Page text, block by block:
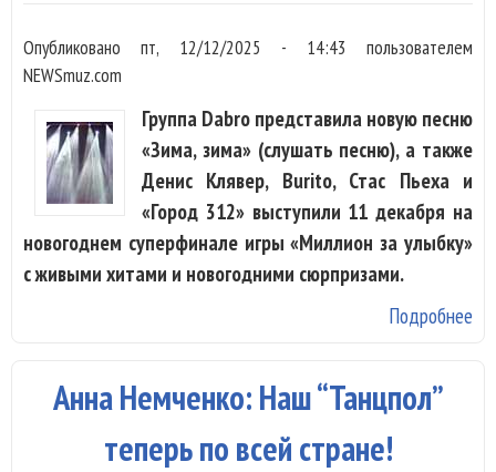
Опубликованопт, 12/12/2025 - 14:43 пользователем
NEWSmuz.com
Группа Dabro представила новую песню
«Зима, зима» (слушать песню), а также
Денис Клявер, Burito, Стас Пьеха и
«Город 312» выступили 11 декабря на
новогоднем суперфинале игры «Миллион за улыбку»
с живыми хитами и новогодними сюрпризами.
Подробнее
Анна Немченко: Наш “Танцпол”
теперь по всей стране!